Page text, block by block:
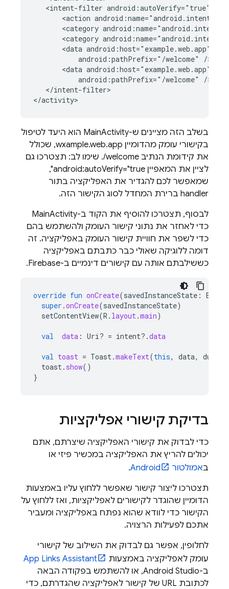
<intent-filter
<action
<category
<category
<data android:host="example.web.app"
android:pathPrefix="/welcome"
<data android:host="example.web.app"
android:pathPrefix="/welcome"
</intent-filter>
בשלב הזה מציינים ש-MainActivity הוא היעד לטיפול
בקישורי עומק מהדומיין wxample.web.app, שכולל
את קידומת הנתיב ‎/welcome. שימו לב: תצטרכו גם
לציין את המאפיין android:autoVerify="true",
שמאפשר לכם להגדיר את האפליקציה בתור
handler ברירת המחדל לסוג הקישור הזה.
לבסוף, תצטרכו להוסיף את הקוד ב-MainActivity
כדי לאחזר את נתוני קישור העומק ולהשתמש בהם
כדי לשפר את חוויית קישור העומק באפליקציה. זה
דומה ללוגיקה שאולי כבר כתבתם באפליקציה
כששילבתם אותה עם קישורים דינמיים ב-Firebase.
override fun onCreate(savedInstanceState :
super .onCreate(savedInstanceState)
setContentView(R . layout.main)
val data : Uri? = intent?.data
val toast = Toast.makeText(this, data,
toast. show()
}
בדיקת קישורי אפליקציות
כדי לבדוק את קישורי האפליקציה שיצרתם, אתם
יכולים להריץ את האפליקציה במכשיר פיזי או
באמולטור Android
.
תצטרכו ליצור קישור שאפשר ללחוץ עליו באמצעות
הדומיין שהוגדר לקישורים לאפליקציות, ואז ללחוץ על
הקישור כדי לוודא שהוא נפתח באפליקציה ומעביר
אתכם לפעילות הרצויה.
לחלופין, אפשר גם לבדוק את השילוב של קישורי
עומק לאפליקציה באמצעות
App Links Assistant
ב-Android Studio, או להשתמש בפקודה הבאה
לכתובת URL של קישור לאפליקציה שהגדרתם, כדי